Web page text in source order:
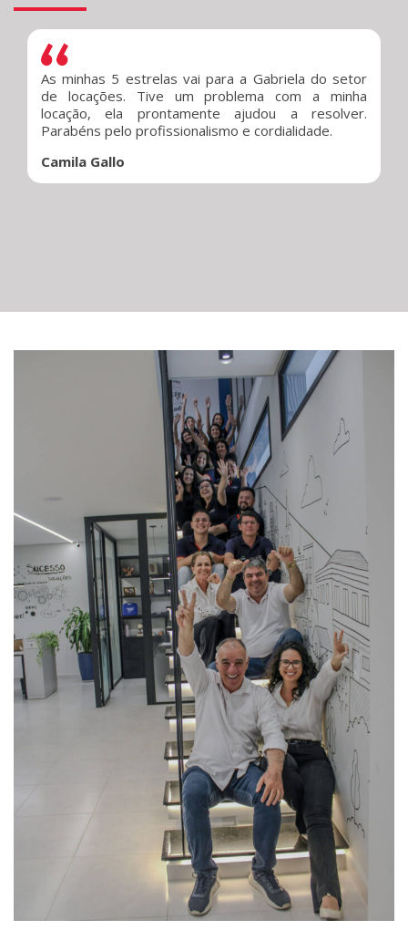
As minhas 5 estrelas vai para a Gabriela do setor
de locações. Tive um problema com a minha
locação, ela prontamente ajudou a resolver.
Parabéns pelo profissionalismo e cordialidade.
Camila Gallo